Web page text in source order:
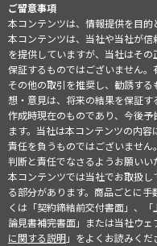
ご留意事項
本コンテンツは、情報提供を目的
本コンテンツは、当社や当社が
を提供していますが、当社はそ
保証するものではございません。
その他の取引を推奨し、勧誘す
想・意見は、将来の結果を保証
作成時現在のものであり、今後
ます。当社は本コンテンツの内
責任を負うものではございませ
判断と責任でなさるようお願いい
本コンテンツでは当社でお取扱
る部分があります。商品ごとに
くは「契約締結前交付書面」、
論見書補完書面」または当社ウェ
に関する説明」をよくお読みくだ